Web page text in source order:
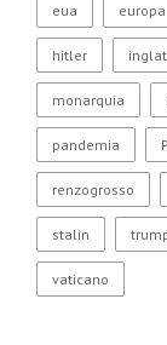
eua europa
hitler
monarquia
pandemia
renzogrosso
stalin
vaticano